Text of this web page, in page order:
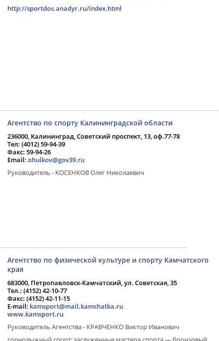
http://sportdos.anadyr.ru/index.html
Агентство по спорту Калининградской области
236000, Калининград, Советский проспект, 13, оф.77-78
Тел: (4012) 59-94-39
Факс: 59-94-26
Email: ohulkov@gov39.ru
Руководитель - КОСЕНКОВ Олег Николаевич
Агентство по физической культуре и спорту Камчатского
края
683000, Петропавловск-Камчатский, ул. Советская, 35
Тел.: (4152) 42-10-77
Факс: (4152) 42-11-15
E-mail: kamsport@mail.kamchatka.ru
www.kamsport.ru
Руководитель Агентства - КРАВЧЕНКО Виктор Иванович